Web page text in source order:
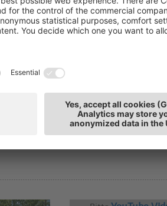
derBetriebsberatung in der
Diese Dienstleistung ist